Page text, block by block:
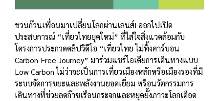
ชวนก๊วนเพื่อนมาเปลี่ยนโลกผ่านเลนส์! ออกไปเปิด
ประสบการณ์ “เที่ยวไทยยุคใหม่” ที่ใส่ใจสิ่งแวดล้อมกับ
โครงการประกวดคลิปวิดีโอ “เที่ยวไทย ไม่ทิ้งคาร์บอน
Carbon-Free Journey” มาร่วมแชร์ไอเดียการเดินทางแบบ
Low Carbon ไม่ว่าจะเป็นการเที่ยวเมืองหลักหรือเมืองรองที่มี
ระบบจัดการขยะและพลังงานยอดเยี่ยม หรือนวัตกรรมการ
เดินทางที่ช่วยลดก๊าซเรือนกระจกและหยุดยั้งภาวะโลกเดือด